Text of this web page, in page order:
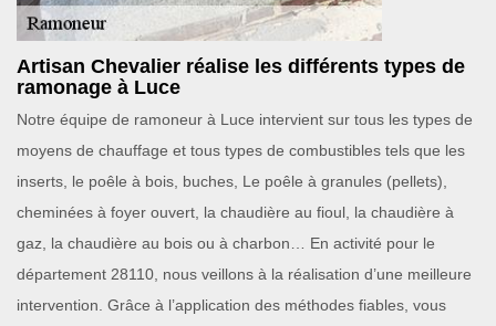
Artisan Chevalier réalise les différents types de
ramonage à Luce
Notre équipe de ramoneur à Luce intervient sur tous les types de
moyens de chauffage et tous types de combustibles tels que les
inserts, le poêle à bois, buches, Le poêle à granules (pellets),
cheminées à foyer ouvert, la chaudière au fioul, la chaudière à
gaz, la chaudière au bois ou à charbon… En activité pour le
département 28110, nous veillons à la réalisation d’une meilleure
intervention. Grâce à l’application des méthodes fiables, vous